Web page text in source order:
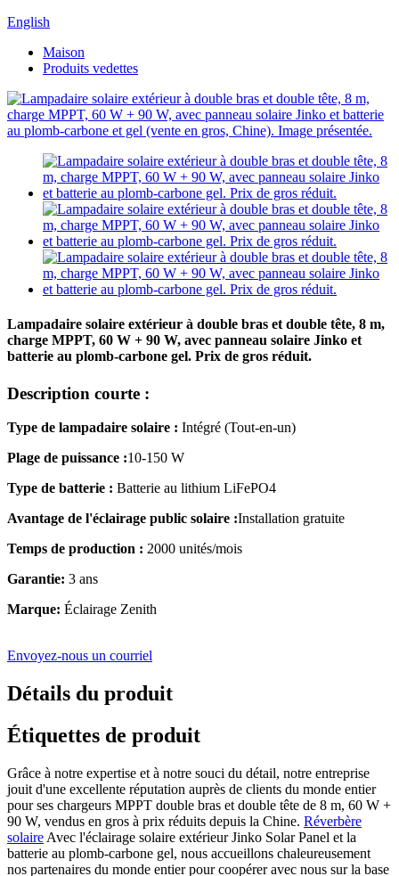
English
Maison
Produits vedettes
Lampadaire solaire extérieur à double bras et double tête, 8 m,
charge MPPT, 60 W + 90 W, avec panneau solaire Jinko et
batterie au plomb-carbone gel. Prix de gros réduit.
Description courte :
Type de lampadaire solaire : Intégré (Tout-en-un)
Plage de puissance :10-150 W
Type de batterie : Batterie au lithium LiFePO4
Avantage de l'éclairage public solaire :Installation gratuite
Temps de production : 2000 unités/mois
Garantie: 3 ans
Marque: Éclairage Zenith
Envoyez-nous un courriel
Détails du produit
Étiquettes de produit
Grâce à notre expertise et à notre souci du détail, notre entreprise
jouit d'une excellente réputation auprès de clients du monde entier
pour ses chargeurs MPPT double bras et double tête de 8 m, 60 W +
90 W, vendus en gros à prix réduits depuis la Chine. Réverbère
solaire Avec l'éclairage solaire extérieur Jinko Solar Panel et la
batterie au plomb-carbone gel, nous accueillons chaleureusement
nos partenaires du monde entier pour coopérer avec nous sur la base